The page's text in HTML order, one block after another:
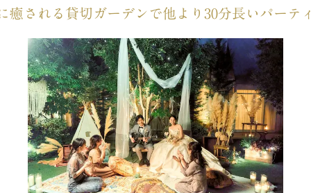
癒される貸切ガーデンで他より30分長いパーテ